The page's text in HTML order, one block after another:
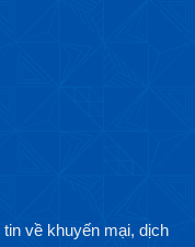
về khuyến mại, dịch